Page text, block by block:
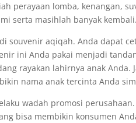
perayaan lomba, kenangan,
serta masihlah banyak kembali.
souvenir aqiqah. Anda dapat
ini Anda pakai menjadi
rayakan lahirnya anak Anda.
nama anak tercinta Anda
wadah promosi
bisa membikin konsumen